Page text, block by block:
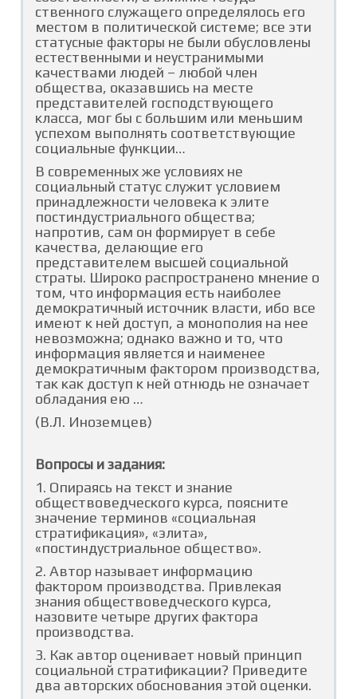
ственного служащего определялось его
местом в политической системе; все эти
статусные факторы не были обусловлены
естественными и неустранимыми
качествами людей – любой член
общества, оказавшись на месте
представителей господствующего
класса, мог бы с большим или меньшим
успехом выполнять соответствующие
социальные функции…
В современных же условиях не
социальный статус служит условием
принадлежности человека к элите
постиндустриального общества;
напротив, сам он формирует в себе
качества, делающие его
представителем высшей социальной
страты. Широко распро­странено мнение о
том, что информация есть наиболее
демократичный источник власти, ибо все
имеют к ней доступ, а монополия на нее
невозможна; однако важно и то, что
информация является и наименее
демократичным фактором производства,
так как доступ к ней отнюдь не означает
обладания ею …
(В.Л. Иноземцев)
Вопросы и задания:
1. Опираясь на текст и знание
обществоведческого курса, поясните
значение терминов «социальная
стратификация», «элита»,
«постиндустриальное общество».
2. Автор называет информацию
фактором производства. Привлекая
знания обществоведческого курса,
назовите четыре других фактора
производства.
3. Как автор оценивает новый принцип
социальной стратификации? Приведите
два авторских обоснования этой оценки.